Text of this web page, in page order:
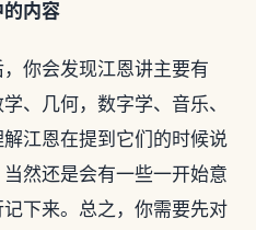
内容
你会发现江恩讲主要有
、几何，数字学、音乐、
江恩在提到它们的时候说
然还是会有一些一开始意
下来。总之，你需要先对